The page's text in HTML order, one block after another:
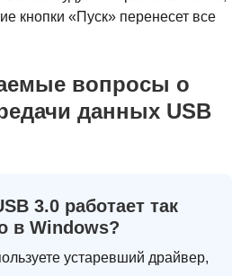
кнопки «Пуск» перенесет все
вопросы о
данных USB
3.0 работает так
в Windows?
устаревший драйвер,